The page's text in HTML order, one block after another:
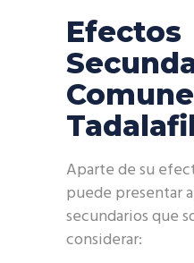
Efectos
Aparte de su
puede presentar
secundarios que
considerar: